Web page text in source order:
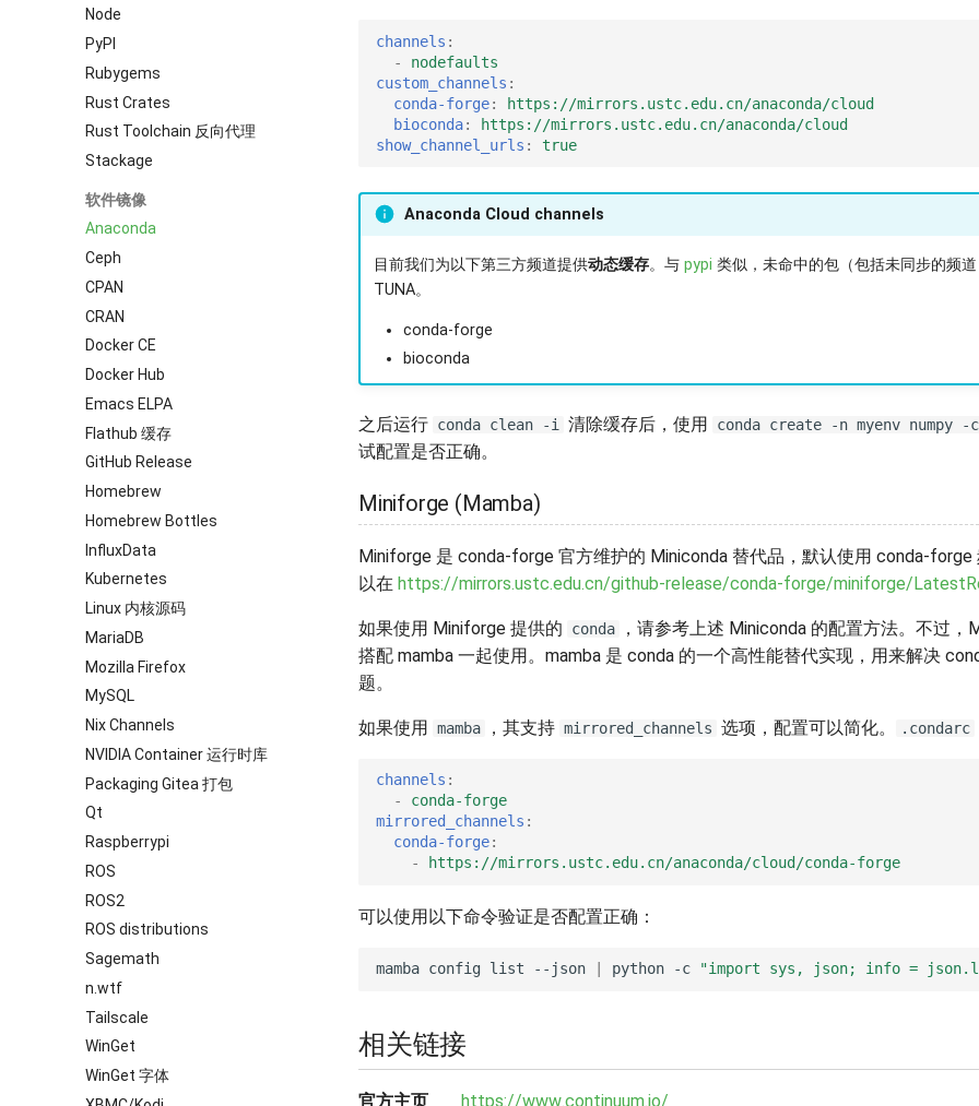
Node
PyPI
Rubygems
Rust Crates
Rust Toolchain 反向代理
Stackage
软件镜像
Anaconda
Ceph
CPAN
CRAN
Docker CE
Docker Hub
Emacs ELPA
Flathub 缓存
GitHub Release
Homebrew
Homebrew Bottles
InfluxData
Kubernetes
Linux 内核源码
MariaDB
Mozilla Firefox
MySQL
Nix Channels
NVIDIA Container 运行时库
Packaging Gitea 打包
Qt
Raspberrypi
ROS
ROS2
ROS distributions
Sagemath
n.wtf
Tailscale
WinGet
WinGet 字体
channels :
-
nodefaults
custom_channels :
conda-forge:
https://mirrors.ustc.edu.cn/anaconda/cloud
bioconda:
https://mirrors.ustc.edu.cn/anaconda/cloud
show_channel_urls : true
Anaconda Cloud channels
目前我们为以下第三方频道提供动态缓存。与 pypi 类似，未命中的包（包括未同步的频
TUNA。
conda-forge
bioconda
之后运行 conda clean -i 清除缓存后，使用 conda create -n myenv numpy -
试配置是否正确。
Miniforge (Mamba)
Miniforge 是 conda-forge 官方维护的 Miniconda 替代品，默认使用 conda-forge
以在 https://mirrors.ustc.edu.cn/github-release/conda-forge/miniforge/
如果使用 Miniforge 提供的 conda
，请参考上述 Miniconda 的配置方法。不过，
搭配 mamba 一起使用。mamba 是 conda 的一个高性能替代实现，用来解决
题。
如果使用 mamba ，其支持 mirrored_channels 选项，配置可以简化。 .condarc
channels :
-
conda-forge
mirrored_channels :
conda-forge:
-
https://mirrors.ustc.edu.cn/anaconda/cloud/conda-forge
可以使用以下命令验证是否配置正确：
mamba config list --json python -c "import sys, json; info =
相关链接
官方主页 https://www.continuum.io/